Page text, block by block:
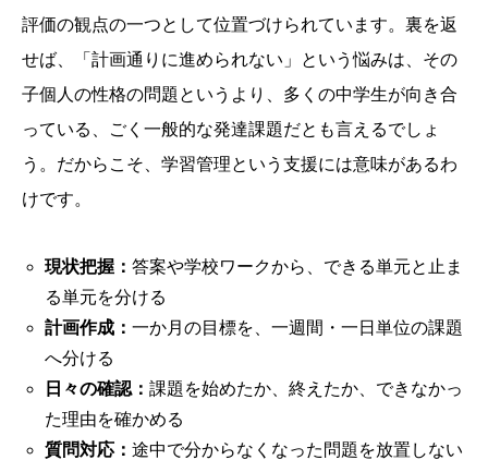
評価の観点の一つとして位置づけられています。裏を返
せば、「計画通りに進められない」という悩みは、その
子個人の性格の問題というより、多くの中学生が向き合
っている、ごく一般的な発達課題だとも言えるでしょ
う。だからこそ、学習管理という支援には意味があるわ
けです。
現状把握： 答案や学校ワークから、できる単元と止ま
る単元を分ける
計画作成： 一か月の目標を、一週間・一日単位の課題
へ分ける
日々の確認： 課題を始めたか、終えたか、できなかっ
た理由を確かめる
質問対応： 途中で分からなくなった問題を放置しない